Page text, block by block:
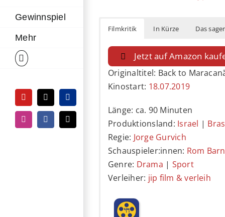
Gewinnspiel
Mehr
YouTubeTiktokPayPal
InstagramFacebook
E-
Mail
Filmkritik In Kürze Das
Jetzt auf Amazon
Originaltitel: Back to
Kinostart: 18.07.2019
Länge: ca. 90 Minuten
Produktionsland: Israel |
Regie: Jorge Gurvich
Schauspieler:innen: Rom
Genre: Drama | Sport
Verleiher: jip film & verleih